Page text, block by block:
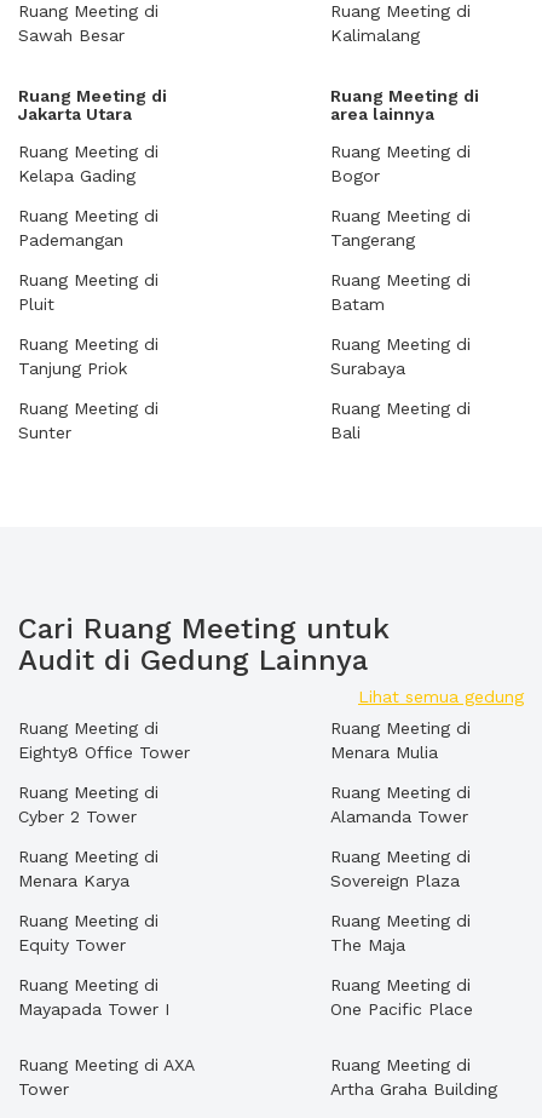
Ruang Meeting di
Sawah Besar
Ruang Meeting di
Kalimalang
Ruang Meeting di
Jakarta Utara
Ruang Meeting di
Kelapa Gading
Ruang Meeting di
Pademangan
Ruang Meeting di
Pluit
Ruang Meeting di
Tanjung Priok
Ruang Meeting di
Sunter
Ruang Meeting di
area lainnya
Ruang Meeting di
Bogor
Ruang Meeting di
Tangerang
Ruang Meeting di
Batam
Ruang Meeting di
Surabaya
Ruang Meeting di
Bali
Cari Ruang Meeting untuk
Audit di Gedung Lainnya
Lihat semua gedung
Ruang Meeting di
Eighty8 Office Tower
Ruang Meeting di
Cyber 2 Tower
Ruang Meeting di
Menara Karya
Ruang Meeting di
Equity Tower
Ruang Meeting di
Mayapada Tower I
Ruang Meeting di
Menara Mulia
Ruang Meeting di
Alamanda Tower
Ruang Meeting di
Sovereign Plaza
Ruang Meeting di
The Maja
Ruang Meeting di
One Pacific Place
Ruang Meeting di AXA
Tower
Ruang Meeting di
Artha Graha Building